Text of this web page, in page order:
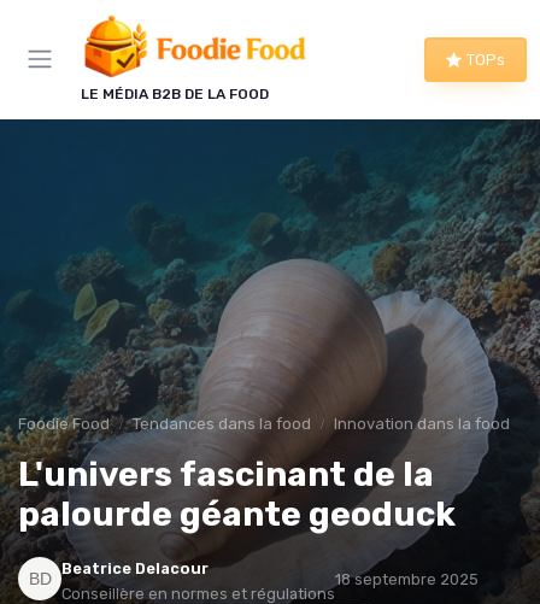
LE MÉDIA B2B DE LA FOOD
TOPs
Foodie Food Tendances dans la food Innovation dans la food
L'univers fascinant de la
palourde géante geoduck
Beatrice Delacour
Conseillère en normes et régulations
18 septembre 2025
Panneau de gestion des cookies